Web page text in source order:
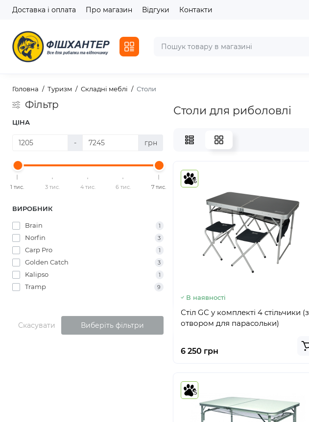
Доставка і оплата Про магазин Відгуки Контакти
Головна Туризм Складні меблі Столи
Фільтр
ЦІНА
- грн
1 тис. 3 тис. 4 тис. 6 тис. 7 тис.
ВИРОБНИК
Brain 1
Norfin 3
Carp Pro 1
Golden Catch 3
Kalipso 1
Tramp 9
Скасувати Виберіть фільтри
Столи для риболовлі
6
В наявності
Стіл GC у комплекті 4 стільчики (з
отвором для парасольки)
6 250 грн
5